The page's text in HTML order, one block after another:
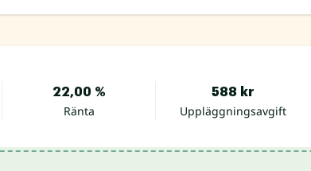
22,00 %
Ränta
588 kr
Uppläggningsavgift